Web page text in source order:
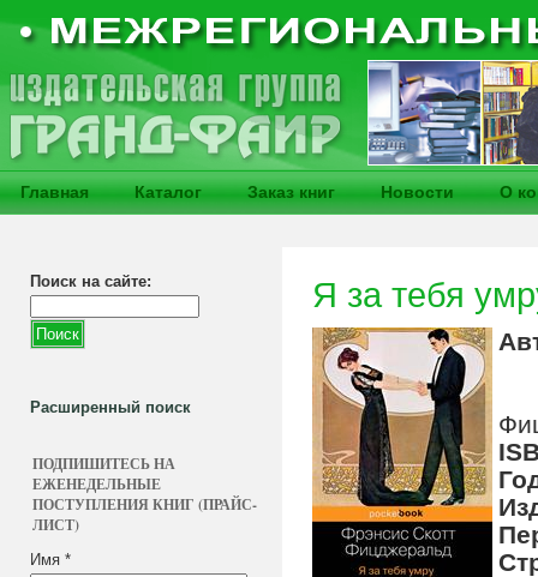
Главная Каталог Заказ книг Новости О
Поиск на сайте:
Расширенный поиск
ПОДПИШИТЕСЬ НА
ЕЖЕНЕДЕЛЬНЫЕ
ПОСТУПЛЕНИЯ КНИГ (ПРАЙС-
ЛИСТ)
Имя *
Я за тебя